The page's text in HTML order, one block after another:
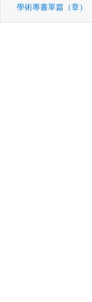
學術專書單篇（章）